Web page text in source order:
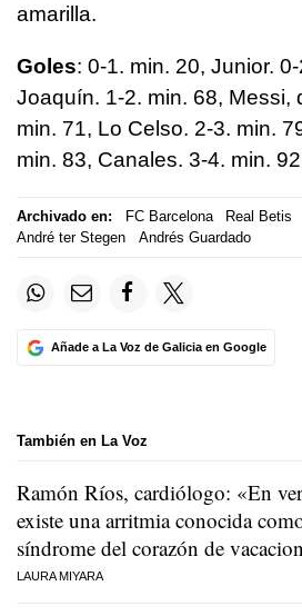
amarilla.
Goles: 0-1. min. 20, Junior.
Joaquín. 1-2. min. 68, Messi,
min. 71, Lo Celso. 2-3. min.
min. 83, Canales. 3-4. min.
Archivado en: FC Barcelona Real Betis
André ter Stegen
Andrés Guardado
Añade a La Voz de Galicia en Google
También en La Voz
Ramón Ríos, cardiólogo: «En
existe una arritmia conocida
síndrome del corazón de
LAURA MIYARA